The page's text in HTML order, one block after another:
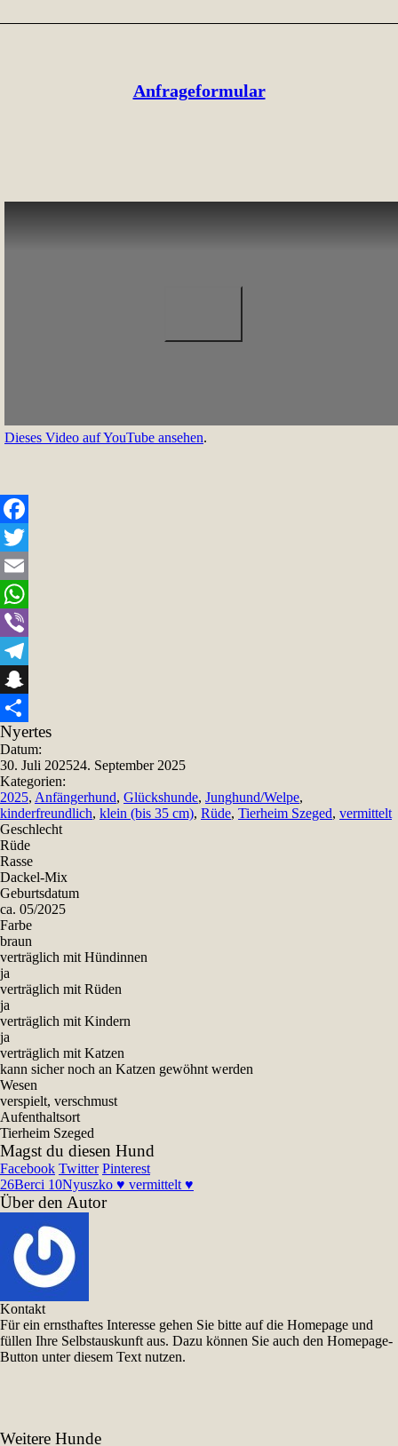
Anfrageformular
Dieses Video auf YouTube ansehen.
Facebook
Twitter
Email
WhatsApp
Viber
Telegram
Snapchat
Teilen
Nyertes
Datum:
30. Juli 202524. September 2025
Kategorien:
2025, Anfängerhund, Glückshunde, Junghund/Welpe,
kinderfreundlich, klein (bis 35 cm), Rüde, Tierheim Szeged, vermittelt
Geschlecht
Rüde
Rasse
Dackel-Mix
Geburtsdatum
ca. 05/2025
Farbe
braun
verträglich mit Hündinnen
ja
verträglich mit Rüden
ja
verträglich mit Kindern
ja
verträglich mit Katzen
kann sicher noch an Katzen gewöhnt werden
Wesen
verspielt, verschmust
Aufenthaltsort
Tierheim Szeged
Magst du diesen Hund
Facebook Twitter Pinterest
26Berci 10Nyuszko ♥ vermittelt ♥
Über den Autor
Kontakt
Für ein ernsthaftes Interesse gehen Sie bitte auf die Homepage und
füllen Ihre Selbstauskunft aus. Dazu können Sie auch den Homepage-
Button unter diesem Text nutzen.
Weitere Hunde